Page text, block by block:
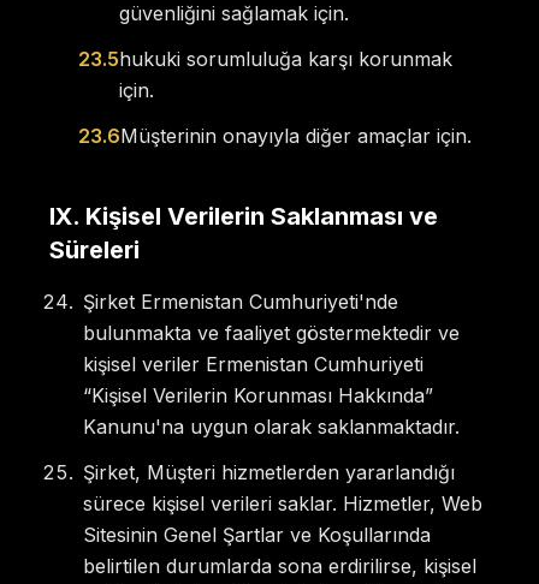
güvenliğini sağlamak için.
23.5hukuki sorumluluğa karşı korunmak
için.
23.6Müşterinin onayıyla diğer amaçlar için.
IX. Kişisel Verilerin Saklanması ve
Süreleri
Şirket Ermenistan Cumhuriyeti'nde
bulunmakta ve faaliyet göstermektedir ve
kişisel veriler Ermenistan Cumhuriyeti
“Kişisel Verilerin Korunması Hakkında”
Kanunu'na uygun olarak saklanmaktadır.
Şirket, Müşteri hizmetlerden yararlandığı
sürece kişisel verileri saklar. Hizmetler, Web
Sitesinin Genel Şartlar ve Koşullarında
belirtilen durumlarda sona erdirilirse, kişisel